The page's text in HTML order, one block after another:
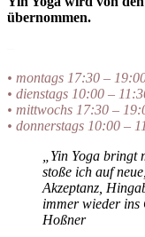
übernommen.
• montags 17:30 –
• dienstags 10:00 –
• mittwochs 17:30 –
• donnerstags 10:00 –
„Yin Yoga
stoße ich auf
Akzeptanz,
immer wieder
Hoßner